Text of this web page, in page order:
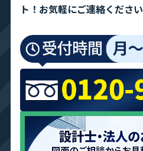
ト！お気軽にご連絡ください